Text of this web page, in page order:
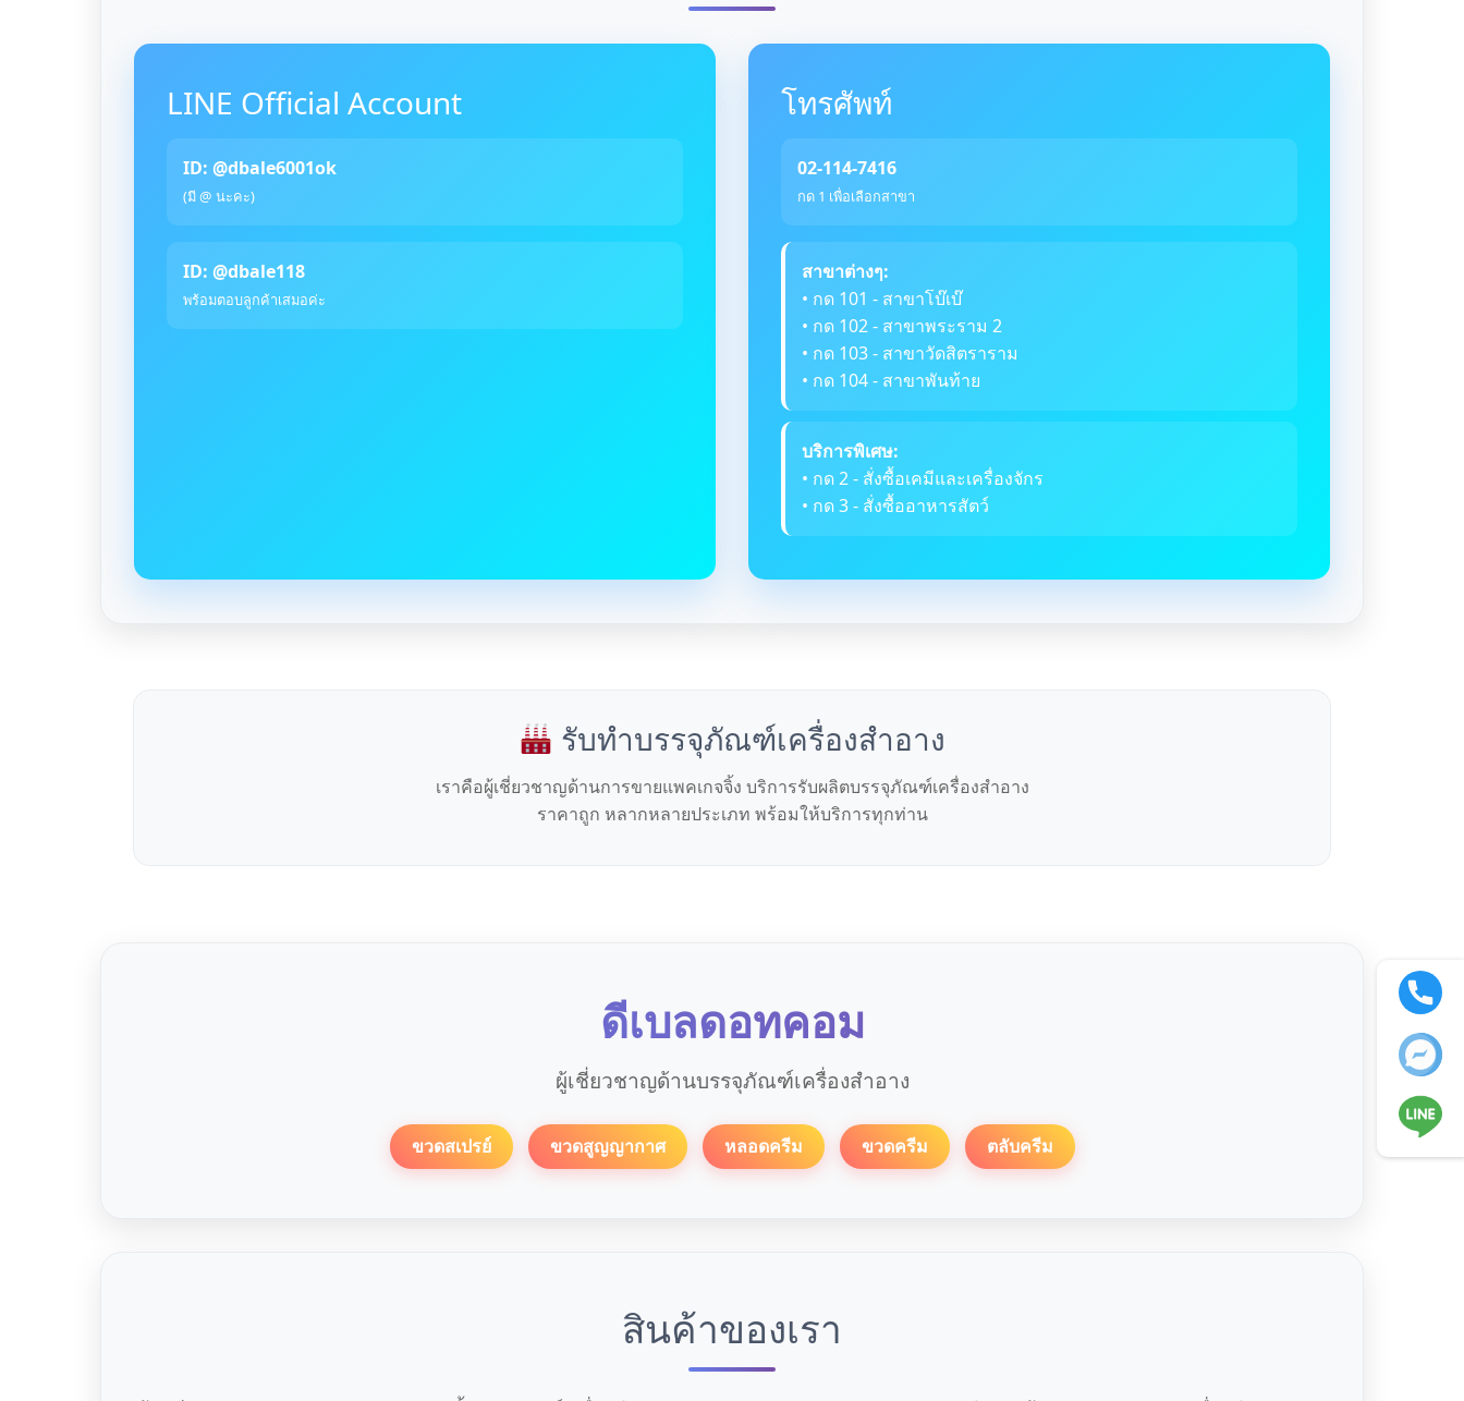
LINE Official Account
ID: @dbale6001ok
(มี @ นะคะ)
ID: @dbale118
พร้อมตอบลูกค้าเสมอค่ะ
โทรศัพท์
02-114-7416
กด 1 เพื่อเลือกสาขา
สาขาต่างๆ:
• กด 101 - สาขาโบ๊เบ๊
• กด 102 - สาขาพระราม 2
• กด 103 - สาขาวัดสิตราราม
• กด 104 - สาขาพันท้าย
บริการพิเศษ:
• กด 2 - สั่งซื้อเคมีและเครื่องจักร
• กด 3 - สั่งซื้ออาหารสัตว์
รับทำบรรจุภัณฑ์เครื่องสำอาง
เราคือผู้เชี่ยวชาญด้านการขายแพคเกจจิ้ง บริการรับผลิตบรรจุภัณฑ์เครื่องสำอาง
ราคาถูก หลากหลายประเภท พร้อมให้บริการทุกท่าน
ดีเบลดอทคอม
ผู้เชี่ยวชาญด้านบรรจุภัณฑ์เครื่องสำอาง
ขวดสเปรย์ ขวดสูญญากาศ หลอดครีม ขวดครีม ตลับครีม
สินค้าของเรา